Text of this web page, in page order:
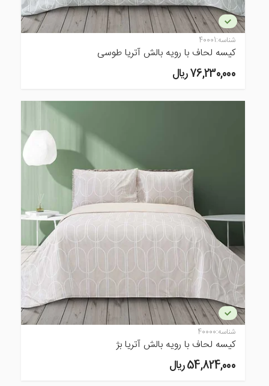
شناسه:40001
کیسه لحاف با رویه بالش آتریا طوسی
76,230,000 ريال
شناسه:40000
کیسه لحاف با رویه بالش آتریا بژ
54,824,000 ريال